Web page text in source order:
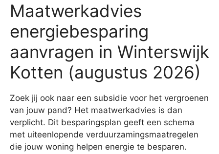
Maatwerkadvies
energiebesparing
aanvragen in Winterswijk
Kotten (augustus 2026)
Zoek jij ook naar een subsidie voor het vergroenen
van jouw pand? Het maatwerkadvies is dan
verplicht. Dit besparingsplan geeft een schema
met uiteenlopende verduurzamingsmaatregelen
die jouw woning helpen energie te besparen.